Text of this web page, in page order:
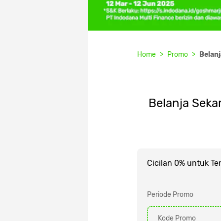
Home Promo
Belanja
Cicilan 0% untuk
Periode Promo
Kode Promo